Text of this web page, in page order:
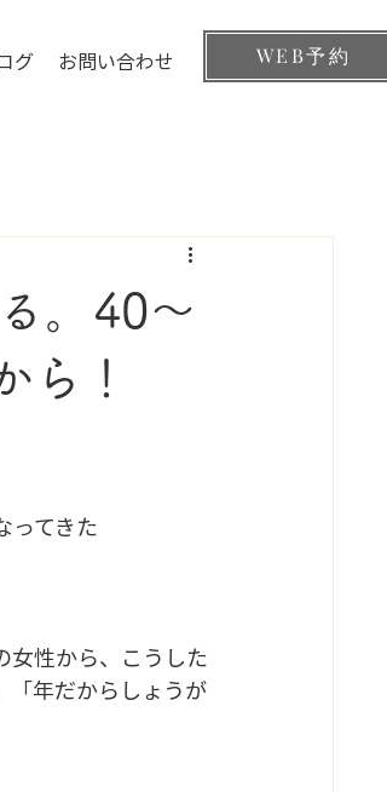
グ お問い合わせ WEB予約
。40〜
ら！
ってきた
女性から、こうした
「年だからしょうが